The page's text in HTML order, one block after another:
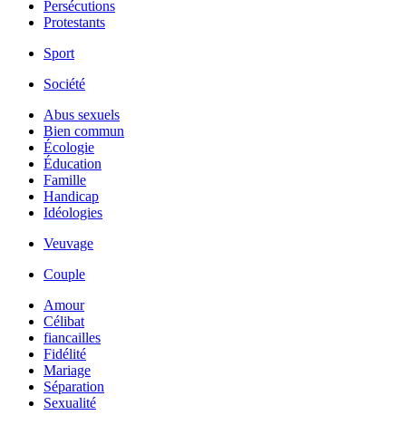
Persécutions
Protestants
Sport
Société
Abus sexuels
Bien commun
Écologie
Éducation
Famille
Handicap
Idéologies
Veuvage
Couple
Amour
Célibat
fiancailles
Fidélité
Mariage
Séparation
Sexualité